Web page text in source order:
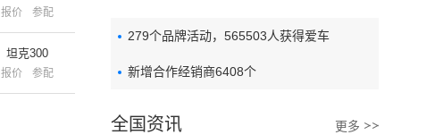
报价 参配
坦克300
报价 参配
品牌活动，565503 人获得爱车
新增合作经销商6408个
全国资讯 更多